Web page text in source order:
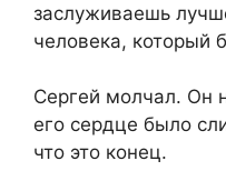
заслуживаешь
человека, который
Сергей молчал. Он
его сердце было
что это конец.